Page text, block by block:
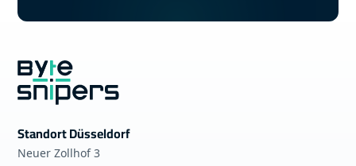
Standort Düsseldorf
Neuer Zollhof 3